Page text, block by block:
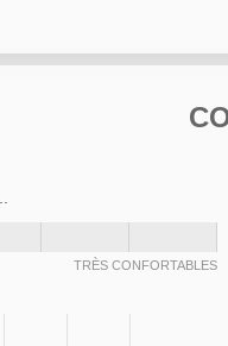
TRÈS CONFORTABLES